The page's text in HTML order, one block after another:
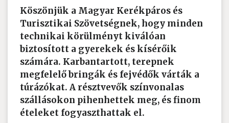
Köszönjük a Magyar Kerékpáros és
Turisztikai Szövetségnek, hogy minden
technikai körülményt kiválóan
biztosított a gyerekek és kísérőik
számára. Karbantartott, terepnek
megfelelő bringák és fejvédők várták a
túrázókat. A résztvevők színvonalas
szállásokon pihenhettek meg, és finom
ételeket fogyaszthattak el.